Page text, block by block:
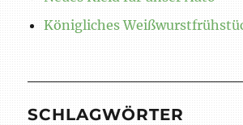
Königliches
SCHLAGWÖRTER